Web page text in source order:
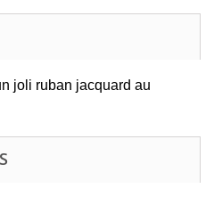
joli ruban jacquard au